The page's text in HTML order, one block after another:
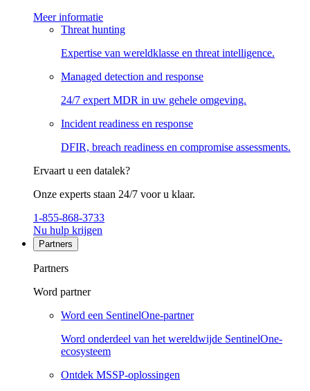
Meer informatie
Threat hunting
Expertise van wereldklasse en threat intelligence.
Managed detection and response
24/7 expert MDR in uw gehele omgeving.
Incident readiness en response
DFIR, breach readiness en compromise assessments.
Ervaart u een datalek?
Onze experts staan 24/7 voor u klaar.
1-855-868-3733
Nu hulp krijgen
Partners
Partners
Word partner
Word een SentinelOne-partner
Word onderdeel van het wereldwijde SentinelOne-
ecosysteem
Ontdek MSSP-oplossingen